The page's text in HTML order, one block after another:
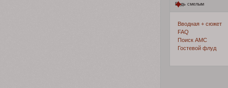
Будь смелым
Вводная + сюжет
FAQ
Поиск АМС
Гостевой флуд